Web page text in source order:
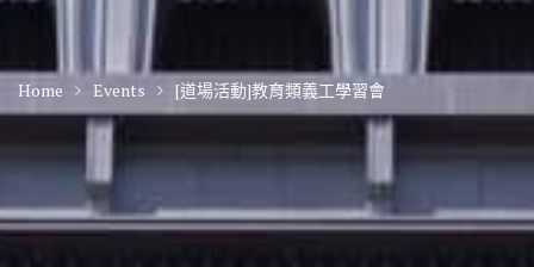
Home Events [道場活動]教育類義工學習會